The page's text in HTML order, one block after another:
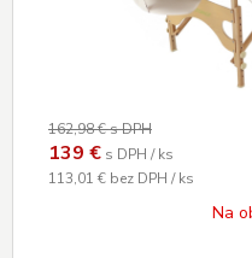
162,98 €s DPH
139 € s DPH / ks
113,01 € bez DPH / ks
Na